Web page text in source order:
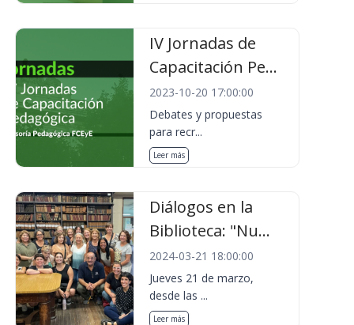
IV Jornadas de
Capacitación Pe...
2023-10-20 17:00:00
Debates y propuestas
para recr...
Leer más
Diálogos en la
Biblioteca: "Nu...
2024-03-21 18:00:00
Jueves 21 de marzo,
desde las ...
Leer más